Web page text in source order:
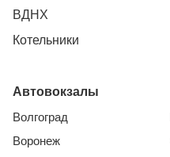
ВДНХ
Котельники
Автовокзалы
Волгоград
Воронеж